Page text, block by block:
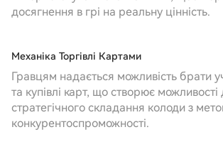
досягнення в грі на реальну цінність.
Механіка Торгівлі Картами
Гравцям надається можливість брати
та купівлі карт, що створює можливості
стратегічного складання колоди з
конкурентоспроможності.